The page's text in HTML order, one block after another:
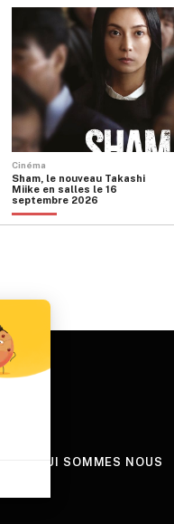
Cinéma
Sham, le nouveau Takashi
Miike en salles le 16
septembre 2026
QUI SOMMES NOUS